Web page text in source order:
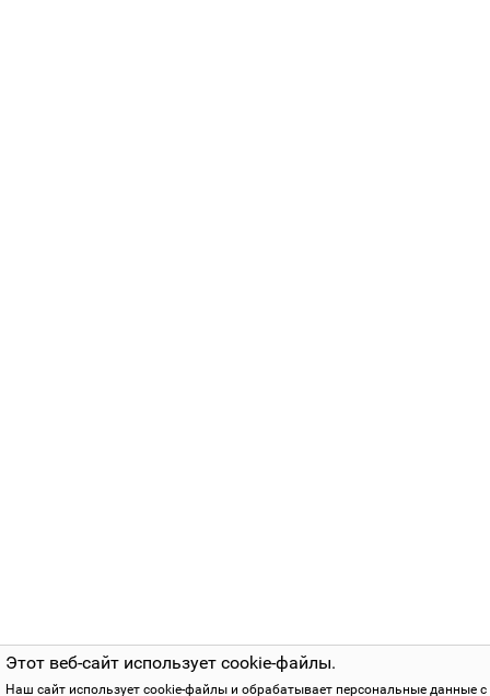
Этот веб-сайт использует cookie-файлы.
Наш сайт использует cookie-файлы и обрабатывает персональные данные с